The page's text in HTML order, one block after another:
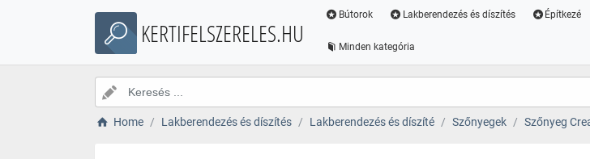
KERTIFELSZERELES.HU
Bútorok Lakberendezés és díszítés Építkezé
Minden kategória
Home Lakberendezés és díszítés Lakberendezés és díszíté Szőnyegek Szőnyeg